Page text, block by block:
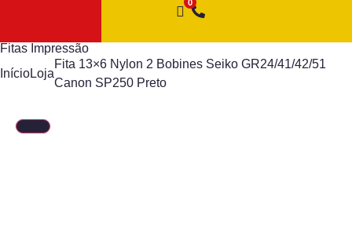
Fitas Impressão
InícioLoja
Fita 13×6 Nylon 2 Bobines Seiko GR24/41/42/51
Canon SP250 Preto